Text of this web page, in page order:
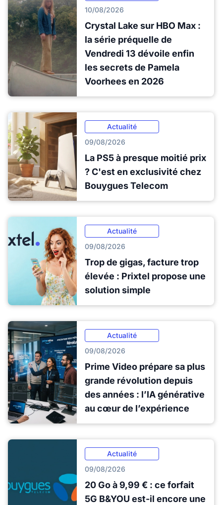
10/08/2026
Crystal Lake sur HBO Max :
la série préquelle de
Vendredi 13 dévoile enfin
les secrets de Pamela
Voorhees en 2026
Actualité
09/08/2026
La PS5 à presque moitié prix
? C'est en exclusivité chez
Bouygues Telecom
Actualité
09/08/2026
Trop de gigas, facture trop
élevée : Prixtel propose une
solution simple
Actualité
09/08/2026
Prime Video prépare sa plus
grande révolution depuis
des années : l’IA générative
au cœur de l’expérience
Actualité
09/08/2026
20 Go à 9,99 € : ce forfait
5G B&YOU est-il encore une